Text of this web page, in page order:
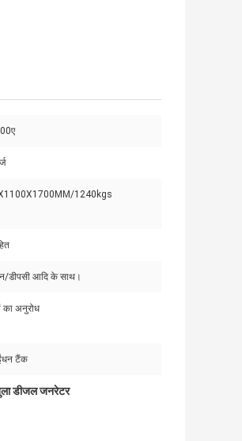
1240kgs
डीपसी आदि के साथ।
का अनुरोध
टैंक
डीजल जनरेटर